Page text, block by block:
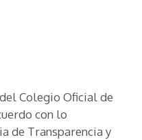
Colegio Oficial de
con lo
de Transparencia y